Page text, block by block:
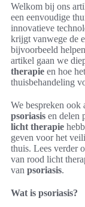
Welkom bij ons
een eenvoudige
innovatieve
krijgt vanwege de
bijvoorbeeld
artikel gaan we
therapie en hoe
thuisbehandeling
We bespreken ook
psoriasis en delen
licht therapie
geven voor het
thuis. Lees verder
van rood licht
van psoriasis.
Wat is psoriasis?